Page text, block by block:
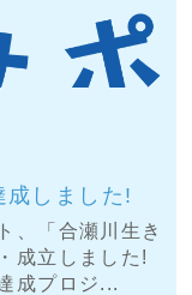
成しました!
、「合瀬川生き
成立しました!
成プロジ...